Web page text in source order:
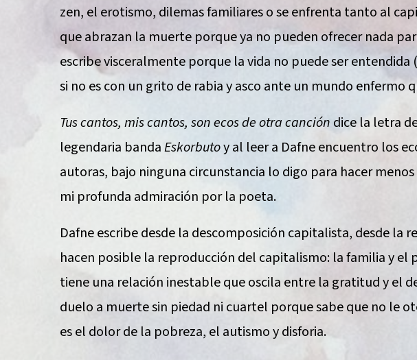
zen, el erotismo, dilemas familiares o se enfrenta tanto al
que abrazan la muerte porque ya no pueden ofrecer nada
escribe visceralmente porque la vida no puede ser
si no es con un grito de rabia y asco ante un mundo enfermo
Tus cantos, mis cantos, son ecos de otra canción dice la letra
legendaria bandaEskorbutoy al leer a Dafne encuentro los
autoras, bajo ninguna circunstancia lo digo para hacer
mi profunda admiración por la poeta.
Dafne escribe desde la descomposición capitalista, desde la
hacen posible la reproducción del capitalismo: la familia y el
tiene una relación inestable que oscila entre la gratitud y el
duelo a muerte sin piedad ni cuartel porque sabe que no le
es el dolor de la pobreza, el autismo y disforia.